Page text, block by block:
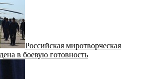
Российская миротворческая
в боевую готовность